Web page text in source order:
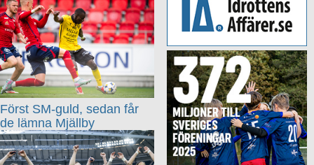
Först SM-guld, sedan får
de lämna Mjällby